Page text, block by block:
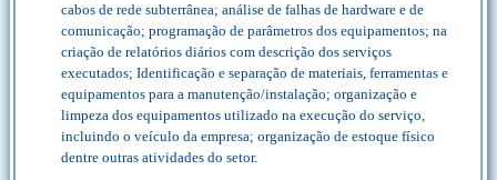
cabos de rede subterrânea; análise de falhas de hardware e de
comunicação; programação de parâmetros dos equipamentos; na
criação de relatórios diários com descrição dos serviços
executados; Identificação e separação de materiais, ferramentas e
equipamentos para a manutenção/instalação; organização e
limpeza dos equipamentos utilizado na execução do serviço,
incluindo o veículo da empresa; organização de estoque físico
dentre outras atividades do setor.